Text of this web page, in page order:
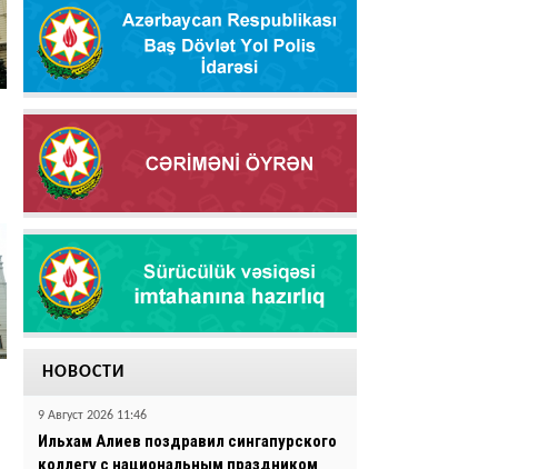
НОВОСТИ
9 Август 2026 11:46
Ильхам Алиев поздравил сингапурского
коллегу с национальным праздником